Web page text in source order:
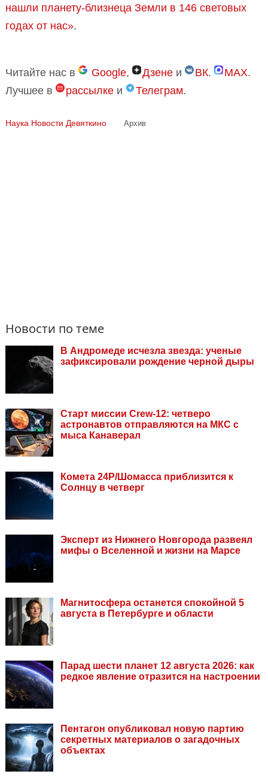
нашли планету-близнеца Земли в 146 световых
годах от нас».
Читайте нас в Google, Дзене и ВК. MAX.
Лучшее в
рассылке и Телеграм.
Наука Новости Девяткино Архив
Новости по теме
В Андромеде исчезла звезда: ученые
зафиксировали рождение черной дыры
Старт миссии Crew-12: четверо
астронавтов отправляются на МКС с
мыса Канаверал
Комета 24Р/Шомасса приблизится к
Солнцу в четверг
Эксперт из Нижнего Новгорода развеял
мифы о Вселенной и жизни на Марсе
Магнитосфера останется спокойной 5
августа в Петербурге и области
Парад шести планет 12 августа 2026: как
редкое явление отразится на настроении
Пентагон опубликовал новую партию
секретных материалов о загадочных
объектах